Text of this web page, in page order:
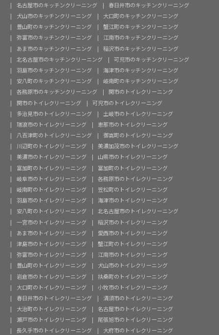
名古屋市のキッチンクリーニング
春日井市のキッチンクリーニング
犬山市のキッチンクリーニング
大口町のキッチンクリーニング
豊山町のキッチンクリーニング
蟹江町のキッチンクリーニング
弥富市のキッチンクリーニング
江南市のキッチンクリーニング
あま市のキッチンクリーニング
稲沢市のキッチンクリーニング
北名古屋市のキッチンクリーニング
可児市のキッチンクリーニング
羽島市のキッチンクリーニング
海津市のキッチンクリーニング
安八町のキッチンクリーニング
岐南町のキッチンクリーニング
各務原市のキッチンクリーニング
関市のトイレクリーニング
関市のトイレクリーニング
可児市のトイレクリーニング
多治見市のトイレクリーニング
土岐市のトイレクリーニング
瑞浪市のトイレクリーニング
恵那市のトイレクリーニング
八百津町のトイレクリーニング
御嵩町のトイレクリーニング
川辺町のトイレクリーニング
美濃加茂市のトイレクリーニング
美濃市のトイレクリーニング
山県市のトイレクリーニング
富加町のトイレクリーニング
富加町のトイレクリーニング
岐阜市のトイレクリーニング
各務原市のトイレクリーニング
岐南町のトイレクリーニング
笠松町のトイレクリーニング
羽島市のトイレクリーニング
海津市のトイレクリーニング
安八町のトイレクリーニング
北名古屋市のトイレクリーニング
一宮市のトイレクリーニング
稲沢市のトイレクリーニング
あま市のトイレクリーニング
愛西市のトイレクリーニング
津島市のトイレクリーニング
蟹江町のトイレクリーニング
弥富市のトイレクリーニング
江南市のトイレクリーニング
豊山町のトイレクリーニング
犬山市のトイレクリーニング
岩倉市のトイレクリーニング
扶桑町のトイレクリーニング
大口町のトイレクリーニング
小牧市のトイレクリーニング
春日井市のトイレクリーニング
清須市のトイレクリーニング
大治町のトイレクリーニング
名古屋市のトイレクリーニング
瀬戸市のトイレクリーニング
尾張旭市のトイレクリーニング
長久手市のトイレクリーニング
大府市のトイレクリーニング